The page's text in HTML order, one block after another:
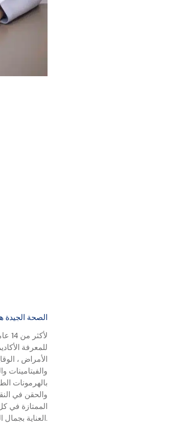
الصحة الجيدة
للمعرفة
الأمراض ،
والفيتامينات
بالهرمونات
والحقن في
الممتازة في
العناية بجمال البشرة وتأخرالشيخوخة وشد البشرة.